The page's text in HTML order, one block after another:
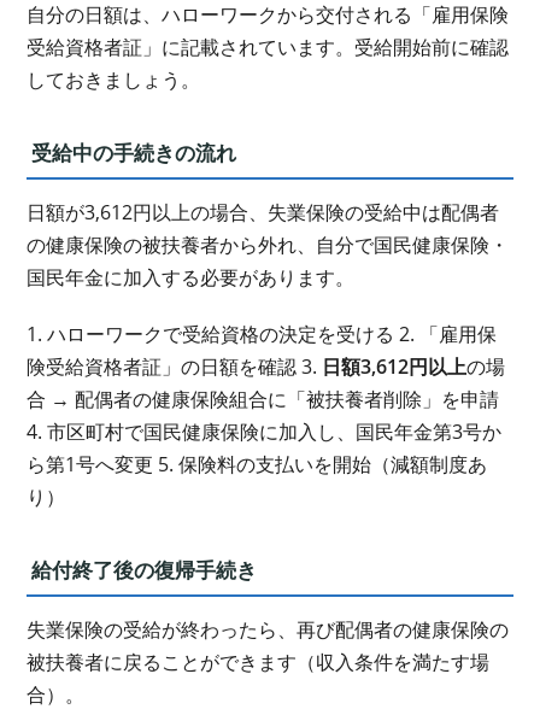
自分の日額は、ハローワークから交付される「雇用保険
受給資格者証」に記載されています。受給開始前に確認
しておきましょう。
受給中の手続きの流れ
日額が3,612円以上の場合、失業保険の受給中は配偶者
の健康保険の被扶養者から外れ、自分で国民健康保険・
国民年金に加入する必要があります。
1. ハローワークで受給資格の決定を受ける 2. 「雇用保
険受給資格者証」の日額を確認 3. 日額3,612円以上の場
合 → 配偶者の健康保険組合に「被扶養者削除」を申請
4. 市区町村で国民健康保険に加入し、国民年金第3号か
ら第1号へ変更 5. 保険料の支払いを開始（減額制度あ
り）
給付終了後の復帰手続き
失業保険の受給が終わったら、再び配偶者の健康保険の
被扶養者に戻ることができます（収入条件を満たす場
合）。